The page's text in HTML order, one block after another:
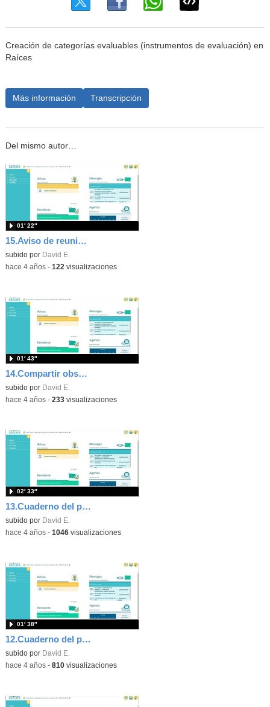
Creación de categorías evaluables (instrumentos de evaluación) en
Raíces
Más información Transcripción
Del mismo autor…
15.Aviso de reuniones con tutores legales (Visitas programadas) en Raíces
subido por David E.
01′ 22″
-hace 4 años- 122 visualizaciones
14.Compartir observaciones del alumnado en Raíces
subido por David E.
01′ 43″
-hace 4 años- 233visualizaciones
13.Cuaderno del profesor (parte VI).Trasladar calificaciones a boletín de evaluación y revisión de calificaciones diarias en Raíces
subido por David E.
02′ 33″
-hace 4 años- 1046visualizaciones
12.Cuaderno del profesor (parte V).Clonación de actividades evaluables en Raíces
subido por David E.
01′ 38″
-hace 4 años- 810visualizaciones